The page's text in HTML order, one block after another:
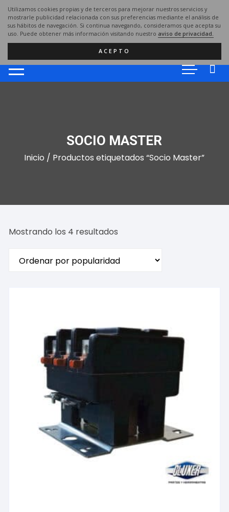
Utilizamos cookies propias y de terceros para mejorar nuestros servicios y
mostrarle publicidad relacionada con sus preferencias mediante el análisis de
sus hábitos de navegación. Si continua navegando, consideramos que acepta su
uso. Puede obtener más información visitando nuestro aviso de privacidad.
ACEPTO
Saltar
contenido
SOCIO MASTER
Inicio / Productos etiquetados “Socio Master”
Mostrando los 4 resultados
popularidad